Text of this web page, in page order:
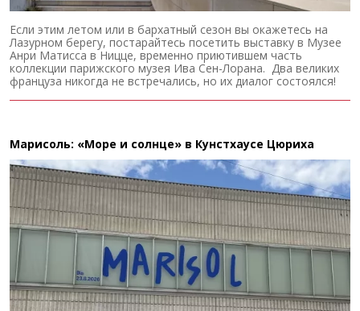
Если этим летом или в бархатный сезон вы окажетесь на
Лазурном берегу, постарайтесь посетить выставку в Музее
Анри Матисса в Ницце, временно приютившем часть
коллекции парижского музея Ива Сен-Лорана. Два великих
француза никогда не встречались, но их диалог состоялся!
Марисоль: «Море и солнце» в Кунстхаусе Цюриха